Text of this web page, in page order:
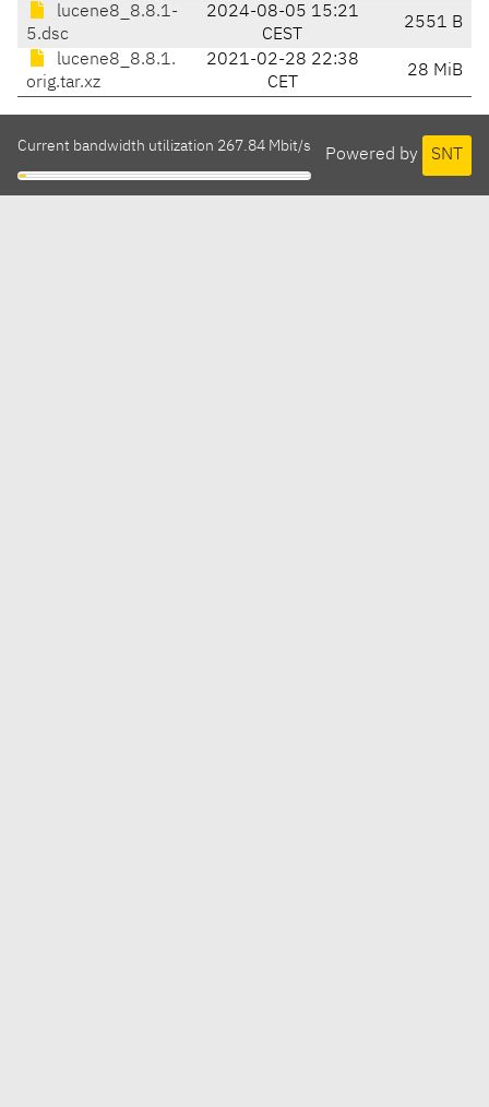
lucene8_8.8.1-
5.dsc
2024-08-05 15:21
CEST
2551 B
lucene8_8.8.1.
orig.tar.xz
2021-02-28 22:38
CET
28 MiB
Powered by SNT
Current bandwidth utilization 267.84 Mbit/s